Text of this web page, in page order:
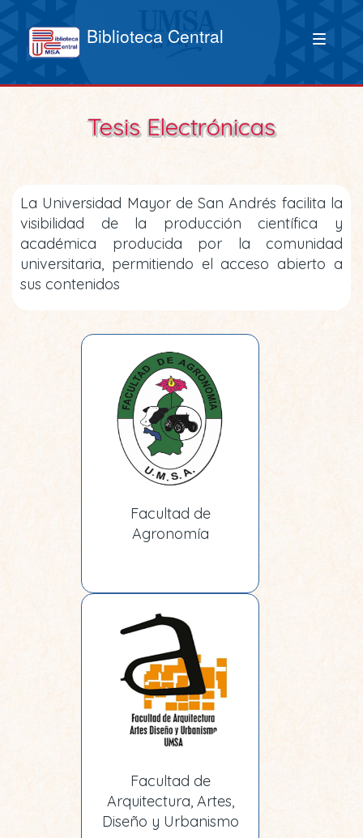
Biblioteca Central
Tesis Electrónicas
La Universidad Mayor de San Andrés facilita la
visibilidad de la producción científica y
académica producida por la comunidad
universitaria, permitiendo el acceso abierto a
sus contenidos
Facultad de
Agronomía
Facultad de
Arquitectura, Artes,
Diseño y Urbanismo